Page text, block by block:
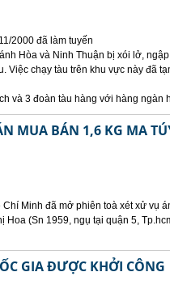
2000 đã làm tuyến
Hòa và Ninh Thuận bị xói lở,
Việc chạy tàu trên khu vực này đã
và 3 đoàn tàu hàng với hàng
MUA BÁN 1,6 KG MA
Minh đã mở phiên toà xét xử vụ
Hoa (Sn 1959, ngụ tại quận 5,
GIA ĐƯỢC KHỞI CÔNG